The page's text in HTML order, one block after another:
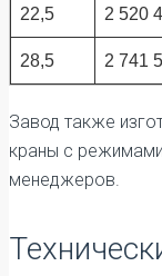
22,5 2 520
28,5 2 741
Завод также
краны с
менеджеров.